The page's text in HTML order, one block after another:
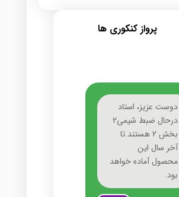
پرواز کنکوری ها
دوست عزیز، استاد
درحال ضبط شیمی2
بخش 2 هستند.تا
آخر سال این
محصول آماده خواهد
بود.